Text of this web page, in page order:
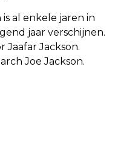
al enkele jaren in
jaar verschijnen.
Jackson.
Joe Jackson.